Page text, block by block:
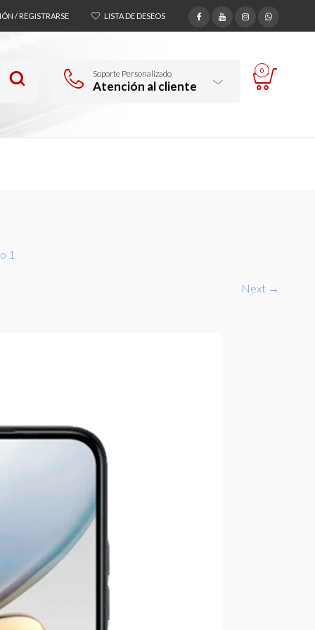
/ REGISTRARSE LISTA DE DESEOS
Soporte Personalizado
Atención al cliente
0
1
Next →